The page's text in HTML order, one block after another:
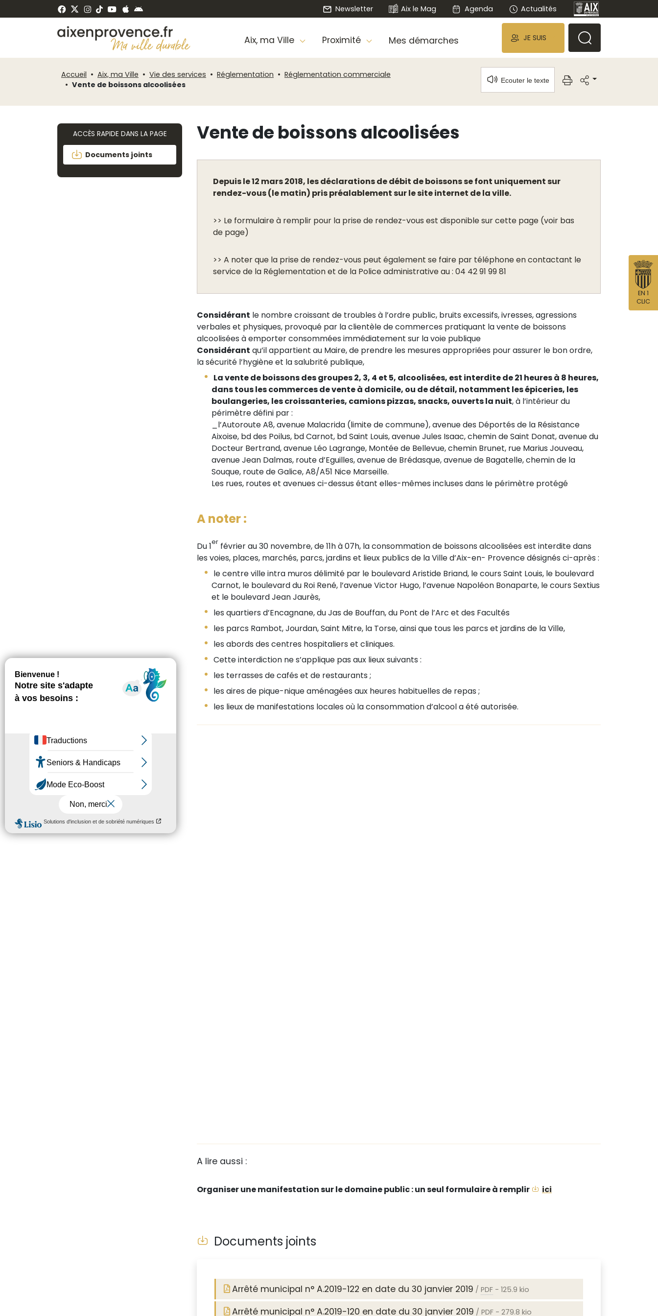
Newsletter Aix le Mag Agenda Actualités
Aix, ma Ville Proximité Mes démarches JE SUIS
Accueil Aix, ma Ville Vie des services Réglementation
Réglementation commerciale
Vente de boissons alcoolisées
Ecouter le texte
ACCÈS RAPIDE DANS LA PAGE
Documents joints
Vente de boissons alcoolisées
Depuis le 12 mars 2018, les déclarations de débit de boissons se font uniquement sur
rendez-vous (le matin) pris préalablement sur le site internet de la ville.
>> Le formulaire à remplir pour la prise de rendez-vous est disponible sur cette page (voir bas
de page)
>> A noter que la prise de rendez-vous peut également se faire par téléphone en contactant le
service de la Réglementation et de la Police administrative au : 04 42 91 99 81
Considérant le nombre croissant de troubles à l’ordre public, bruits excessifs, ivresses, agressions
verbales et physiques, provoqué par la clientèle de commerces pratiquant la vente de boissons
alcoolisées à emporter consommées immédiatement sur la voie publique
Considérant qu’il appartient au Maire, de prendre les mesures appropriées pour assurer le bon ordre,
la sécurité l’hygiène et la salubrité publique,
La vente de boissons des groupes 2, 3, 4 et 5, alcoolisées, est interdite de 21 heures à 8 heures,
dans tous les commerces de vente à domicile, ou de détail, notamment les épiceries, les
boulangeries, les croissanteries, camions pizzas, snacks, ouverts la nuit, à l’intérieur du
périmètre défini par :
_l’Autoroute A8, avenue Malacrida (limite de commune), avenue des Déportés de la Résistance
Aixoise, bd des Poilus, bd Carnot, bd Saint Louis, avenue Jules Isaac, chemin de Saint Donat, avenue du
Docteur Bertrand, avenue Léo Lagrange, Montée de Bellevue, chemin Brunet, rue Marius Jouveau,
avenue Jean Dalmas, route d’Eguilles, avenue de Brédasque, avenue de Bagatelle, chemin de la
Souque, route de Galice, A8/A51 Nice Marseille.
Les rues, routes et avenues ci-dessus étant elles-mêmes incluses dans le périmètre protégé
A noter :
Du 1er février au 30 novembre, de 11h à 07h, la consommation de boissons alcoolisées est interdite dans
les voies, places, marchés, parcs, jardins et lieux publics de la Ville d’Aix-en- Provence désignés ci-après :
le centre ville intra muros délimité par le boulevard Aristide Briand, le cours Saint Louis, le boulevard
Carnot, le boulevard du Roi René, l’avenue Victor Hugo, l’avenue Napoléon Bonaparte, le cours Sextius
et le boulevard Jean Jaurès,
les quartiers d’Encagnane, du Jas de Bouffan, du Pont de l’Arc et des Facultés
les parcs Rambot, Jourdan, Saint Mitre, la Torse, ainsi que tous les parcs et jardins de la Ville,
les abords des centres hospitaliers et cliniques.
Cette interdiction ne s’applique pas aux lieux suivants :
les terrasses de cafés et de restaurants ;
les aires de pique-nique aménagées aux heures habituelles de repas ;
les lieux de manifestations locales où la consommation d’alcool a été autorisée.
A lire aussi :
Organiser une manifestation sur le domaine public : un seul formulaire à remplir ici
Documents joints
Arrêté municipal n° A.2019-122 en date du 30 janvier 2019 / PDF - 125.9 kio
Arrêté municipal n° A.2019-120 en date du 30 janvier 2019 / PDF - 279.8 kio
EN 1
CLIC
de
Panneau de gestion des cookies